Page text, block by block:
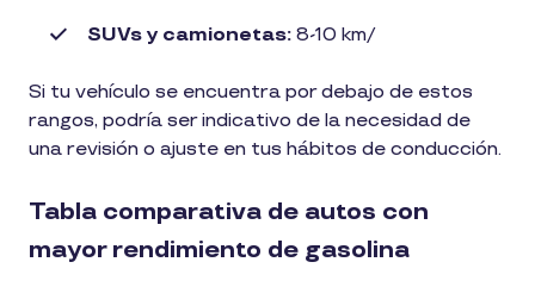
SUVs y camionetas: 8-10 km/
Si tu vehículo se encuentra por debajo de estos
rangos, podría ser indicativo de la necesidad de
una revisión o ajuste en tus hábitos de conducción.
Tabla comparativa de autos con
mayor rendimiento de gasolina